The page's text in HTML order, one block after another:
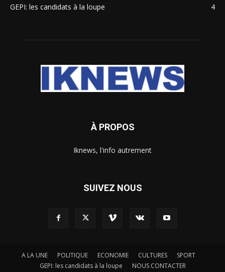
GEPI: les candidats à la loupe
4
À PROPOS
Iknews, l'info autrement
SUIVEZ NOUS
A LA UNE POLITIQUE ECONOMIE CULTURES
SPORT
GEPI: les candidats à la loupe
NOUS CONTACTER